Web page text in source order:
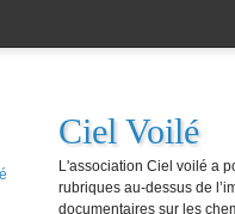
Ciel Voilé
L'association Ciel voilé a
rubriques au-dessus de
documentaires sur les